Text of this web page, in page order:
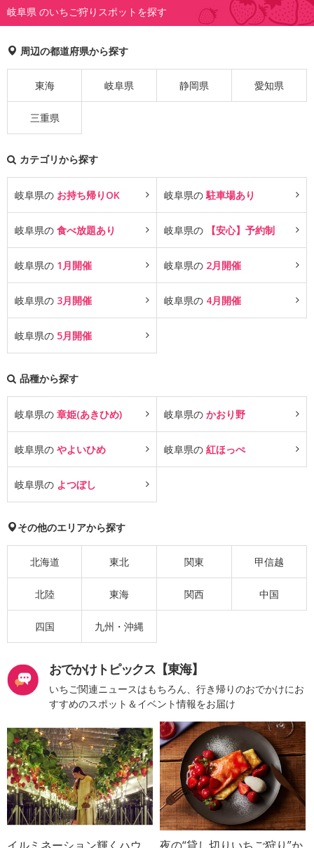
岐阜県 のいちご狩りスポットを探す
周辺の都道府県から探す
東海 岐阜県 静岡県 愛知県
三重県
カテゴリから探す
岐阜県の お持ち帰りOK 岐阜県の 駐車場あり
岐阜県の 食べ放題あり 岐阜県の 【安心】予約制
岐阜県の 1月開催 岐阜県の 2月開催
岐阜県の 3月開催 岐阜県の 4月開催
岐阜県の 5月開催
品種から探す
岐阜県の 章姫(あきひめ) 岐阜県の かおり野
岐阜県の やよいひめ 岐阜県の 紅ほっぺ
岐阜県の よつぼし
その他のエリアから探す
北海道 東北 関東 甲信越
北陸 東海 関西 中国
四国 九州・沖縄
おでかけトピックス【東海】
いちご関連ニュースはもちろん、行き帰りのおでかけにお
すすめのスポット＆イベント情報をお届け